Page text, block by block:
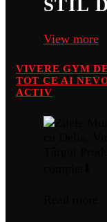
STIL
View more
VIVERE GYM
TOT CE AI
ACTIV